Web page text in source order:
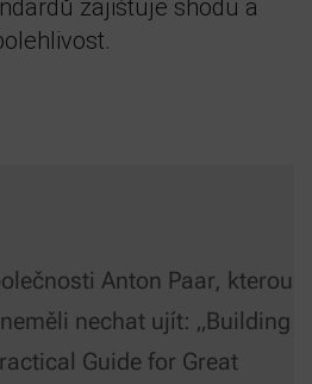
zajišťuje shodu a
Anton Paar, kterou
nechat ujít: „Building
Guide for Great